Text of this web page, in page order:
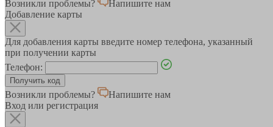
Возникли проблемы?
Напишите нам
Добавление карты
Для добавления карты введите номер телефона, указанный
при получении карты
Телефон:
Возникли проблемы?
Напишите нам
Вход или регистрация